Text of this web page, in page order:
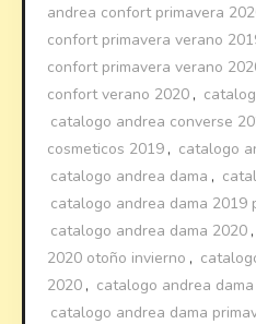
andrea confort primavera
confort primavera verano
confort primavera verano
confort verano 2020 ,
catalogo andrea converse
cosmeticos 2019 , catalogo
catalogo andrea dama ,
catalogo andrea dama 2019
catalogo andrea dama 2020 ,
2020 otoño invierno ,
2020 , catalogo andrea
catalogo andrea dama